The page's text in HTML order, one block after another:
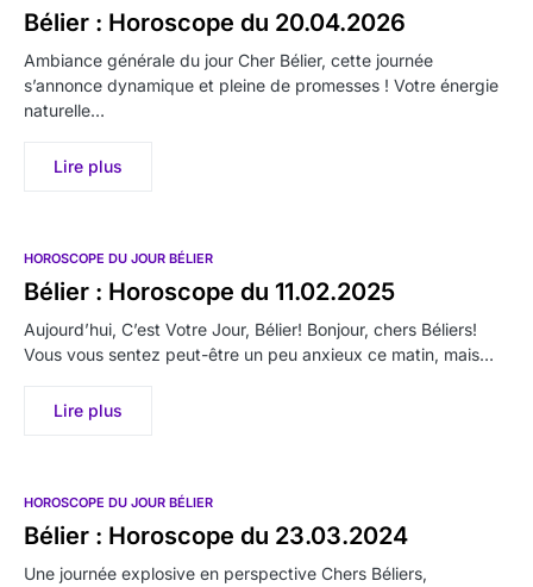
Bélier : Horoscope du 20.04.2026
Ambiance générale du jour Cher Bélier, cette journée
s’annonce dynamique et pleine de promesses ! Votre énergie
naturelle…
Lire plus
HOROSCOPE DU JOUR BÉLIER
Bélier : Horoscope du 11.02.2025
Aujourd’hui, C’est Votre Jour, Bélier! Bonjour, chers Béliers!
Vous vous sentez peut-être un peu anxieux ce matin, mais…
Lire plus
HOROSCOPE DU JOUR BÉLIER
Bélier : Horoscope du 23.03.2024
Une journée explosive en perspective Chers Béliers,